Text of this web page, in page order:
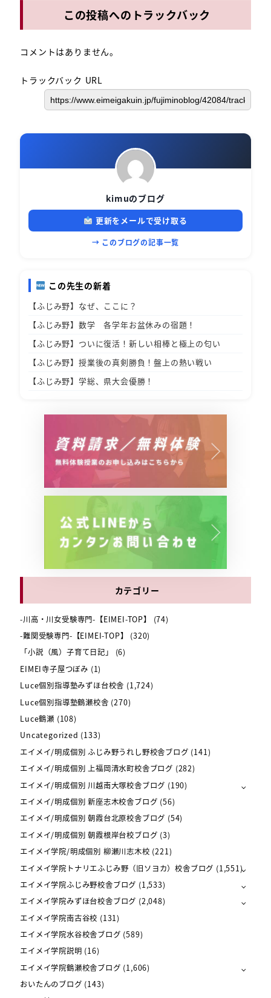
この投稿へのトラックバック
コメントはありません。
トラックバック URL
kimuのブログ
更新をメールで受け取る
→ このブログの記事一覧
この先生の新着
【ふじみ野】なぜ、ここに？
【ふじみ野】数学 各学年お盆休みの宿題！
【ふじみ野】ついに復活！新しい相棒と極上の匂い
【ふじみ野】授業後の真剣勝負！盤上の熱い戦い
【ふじみ野】学総、県大会優勝！
カテゴリー
-川高・川女受験専門-【EIMEI-TOP】
(74)
-難関受験専門-【EIMEI-TOP】
(320)
「小説（風）子育て日記」
(6)
EIMEI寺子屋つぼみ (1)
Luce個別指導塾みずほ台校舎 (1,724)
Luce個別指導塾鶴瀬校舎 (270)
Luce鶴瀬 (108)
Uncategorized (133)
エイメイ/明成個別 ふじみ野うれし野校舎ブログ (141)
エイメイ/明成個別 上福岡清水町校舎ブログ (282)
エイメイ/明成個別 川越南大塚校舎ブログ (190)
エイメイ/明成個別 新座志木校舎ブログ (56)
エイメイ/明成個別 朝霞台北原校舎ブログ (54)
エイメイ/明成個別 朝霞根岸台校ブログ (3)
エイメイ学院/明成個別 柳瀬川志木校 (221)
エイメイ学院トナリエふじみ野（旧ソヨカ）校舎ブログ (1,551)
エイメイ学院ふじみ野校舎ブログ (1,533)
エイメイ学院みずほ台校舎ブログ (2,048)
エイメイ学院南古谷校 (131)
エイメイ学院水谷校舎ブログ (589)
エイメイ学院説明 (16)
エイメイ学院鶴瀬校舎ブログ (1,606)
おいたんのブログ (143)